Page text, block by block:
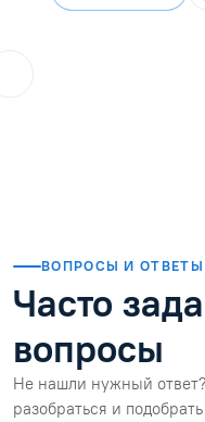
ВОПРОСЫ И ОТВЕТЫ
Часто
вопросы
Не нашли нужный
разобраться и